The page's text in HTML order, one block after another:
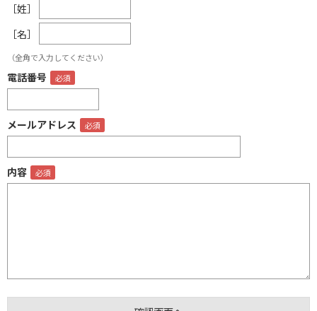
［姓］
［名］
（全角で入力してください）
電話番号
メールアドレス
内容